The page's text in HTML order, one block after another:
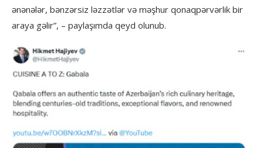
ənənələr, bənzərsiz ləzzətlər və məşhur qonaqpərvərlik bir
araya gəlir”, – paylaşımda qeyd olunub.